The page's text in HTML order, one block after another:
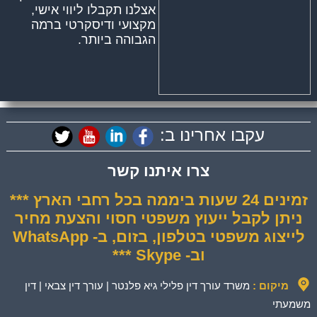
אצלנו תקבלו ליווי אישי,
מקצועי ודיסקרטי ברמה
הגבוהה ביותר.
עקבו אחרינו ב:
צרו איתנו קשר
זמינים 24 שעות ביממה בכל רחבי הארץ ***
ניתן לקבל ייעוץ משפטי חסוי והצעת מחיר
לייצוג משפטי בטלפון, בזום, ב- WhatsApp
וב- Skype ***
מיקום : משרד עורך דין פלילי גיא פלנטר | עורך דין צבאי | דין
משמעתי